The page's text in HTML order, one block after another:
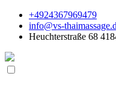
+4924367969479
info@vs-
Heuchterstraße 68